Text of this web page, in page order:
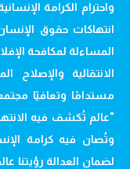
واحترام الكرامة
انتهاكات حقوق
المساءلة لمكافحة
الانتقالية
مستدامًا وتعافيًا
"عالم تُكشف فيه
وتُصان فيه كرامة
لضمان العدالة رؤيتنا